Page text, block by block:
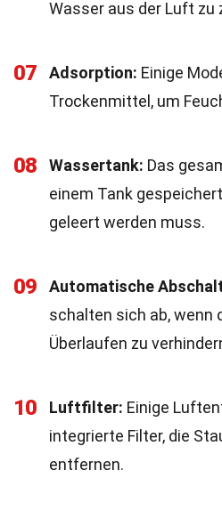
Wasser aus der Luft zu
07 Adsorption: Einige
Trockenmittel, um
08 Wassertank: Das
einem Tank
geleert werden muss.
09 Automatische
schalten sich ab, wenn
Überlaufen zu
10 Luftfilter: Einige
integrierte Filter, die
entfernen.